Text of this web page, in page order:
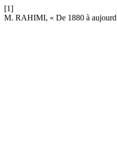
[1]
M. RAHIMI, « De 1880 à